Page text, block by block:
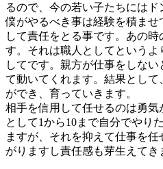
るので、今の若い子たちにはド
僕がやるべき事は経験を積ま
して責任をとる事です。あの
す。それは職人としてという
してです。親方が仕事をしな
て動いてくれます。結果とし
ができ、育っていきます。
相手を信用して任せるのは勇気
として1から10まで自分でやり
ますが、それを抑えて仕事を
がりますし責任感も芽生えてき